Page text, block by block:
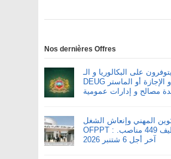
Nos dernières Offres
على البكالوريا و الـ
DEUG و الدبلوم و الإجازة أو الماستر
المهني وإنعاش الشغل
OFPPT : مباريات لتوظيف 449 مناصب.
آخر أجل 6 شتنبر 2026